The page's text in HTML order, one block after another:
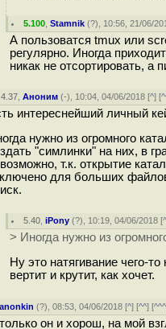
5.100 ,Stamnik (?), 10:56, 21/06/
А пользоватся tmux или
регулярно. Иногда
никак не отсортировать, а
4.37 ,Аноним (-), 10:04, 04/06/2018 [^] [
интереснейший личный
нужно из огромного
"симлинки" на них, в
т.к. открытие
для больших
5.40 ,iPony (?), 10:19, 04/06/2018 [
> Иногда нужно из
Ну это натягивание чего-
вертит и крутит, как хочет.
anonkin (?), 08:53, 04/06/2018 [^] [^^] [^^^
он и хорош, на мой